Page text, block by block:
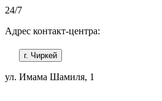
24/7
Адрес контакт-центра:
г. Чиркей
ул. Имама Шамиля, 1